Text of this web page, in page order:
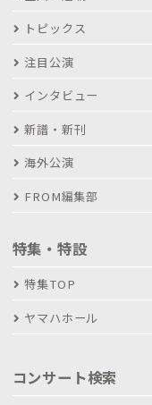
トピックス
注目公演
インタビュー
新譜・新刊
海外公演
FROM編集部
特集・特設
特集TOP
ヤマハホール
コンサート検索